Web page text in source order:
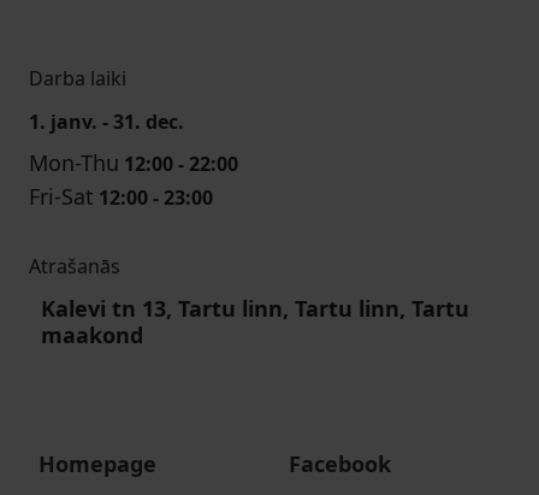
Darba laiki
1. janv. - 31. dec.
Mon-Thu 12:00 - 22:00
Fri-Sat 12:00 - 23:00
Atrašanās
Kalevi tn 13, Tartu linn, Tartu linn, Tartu
maakond
Homepage
Facebook